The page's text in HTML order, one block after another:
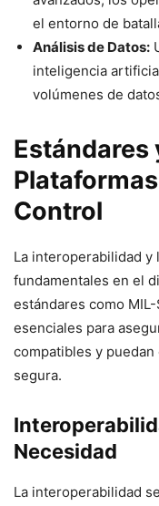
el entorno de
Análisis de Datos:
inteligencia
volúmenes de
Estándares
Control
La interoperabilidad y
fundamentales en el
estándares como
esenciales para
compatibles y
segura.
Necesidad
La interoperabilidad